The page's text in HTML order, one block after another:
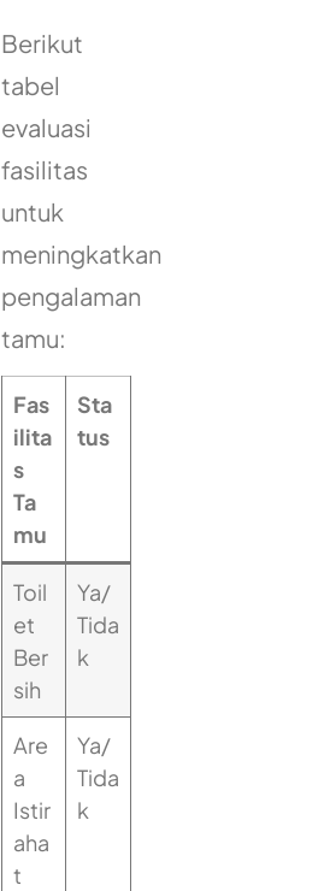
Berikut
tabel
evaluasi
fasilitas
untuk
meningkatkan
pengalaman
tamu:
Fas
ilita
s
Ta
mu
Sta
tus
Toil
et
Ber
sih
Ya/
Tida
k
Are
a
Istir
aha
t
Ya/
Tida
k